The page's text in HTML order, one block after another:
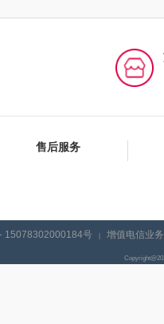
售后服务
15078302000184号 | 增值电信业